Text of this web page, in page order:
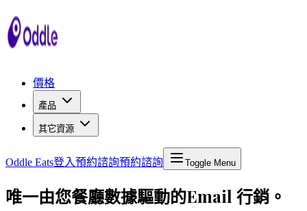
價格
產品
其它資源
Oddle Eats登入預約諮詢預約諮詢 Toggle Menu
唯一由您餐廳數據驅動的Email 行銷 。